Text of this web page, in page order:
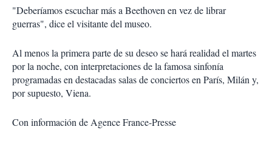
"Deberíamos escuchar más a Beethoven en vez de librar
guerras", dice el visitante del museo.
Al menos la primera parte de su deseo se hará realidad el martes
por la noche, con interpretaciones de la famosa sinfonía
programadas en destacadas salas de conciertos en París, Milán y,
por supuesto, Viena.
Con información de Agence France-Presse